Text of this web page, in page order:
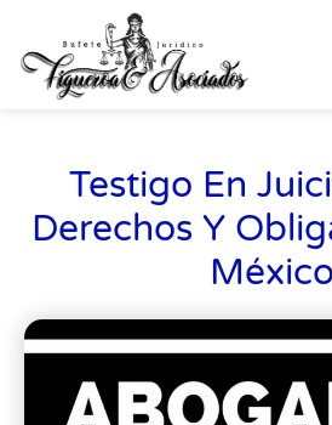
Testigo En
Derechos Y
México